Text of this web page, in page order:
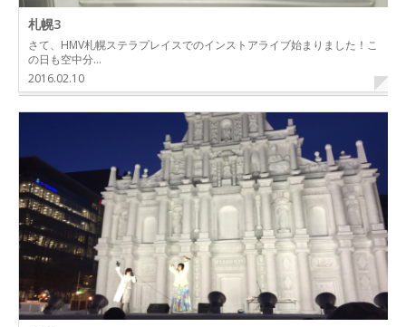
札幌3
さて、HMV札幌ステラプレイスでのインストアライブ始まりました！こ
の日も空中分…
2016.02.10